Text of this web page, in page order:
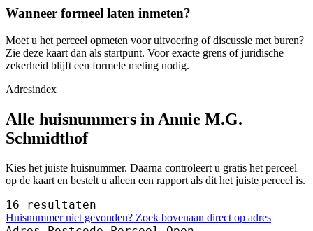
Wanneer formeel laten inmeten?
Moet u het perceel opmeten voor uitvoering of discussie met buren?
Zie deze kaart dan als startpunt. Voor exacte grens of juridische
zekerheid blijft een formele meting nodig.
Adresindex
Alle huisnummers in Annie M.G.
Schmidthof
Kies het juiste huisnummer. Daarna controleert u gratis het perceel
op de kaart en bestelt u alleen een rapport als dit het juiste perceel is.
16 resultaten
Huisnummer niet gevonden? Zoek bovenaan direct op adres